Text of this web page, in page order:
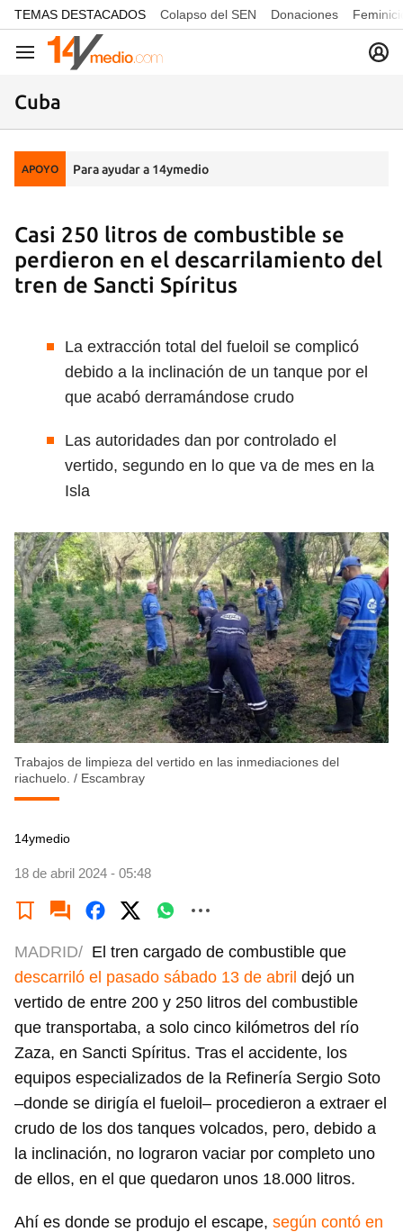
common.go-to-content
TEMAS DESTACADOS Colapso del SEN Donaciones
Navegación
Cuba
APOYO Para ayudar a 14ymedio
Casi 250 litros de combustible se
perdieron en el descarrilamiento del
tren de Sancti Spíritus
La extracción total del fueloil se complicó
debido a la inclinación de un tanque por el
que acabó derramándose crudo
Las autoridades dan por controlado el
vertido, segundo en lo que va de mes en la
Isla
Trabajos de limpieza del vertido en las inmediaciones del
riachuelo. / Escambray
14ymedio
18 de abril 2024 - 05:48
MADRID/ El tren cargado de combustible que
descarriló el pasado sábado 13 de abril dejó un
vertido de entre 200 y 250 litros del combustible
que transportaba, a solo cinco kilómetros del río
Zaza, en Sancti Spíritus. Tras el accidente, los
equipos especializados de la Refinería Sergio Soto
–donde se dirigía el fueloil– procedieron a extraer el
crudo de los dos tanques volcados, pero, debido a
la inclinación, no lograron vaciar por completo uno
de ellos, en el que quedaron unos 18.000 litros.
Ahí es donde se produjo el escape, según contó en